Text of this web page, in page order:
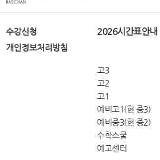
수강신청
개인정보처리방침
2026시간표안내
고3
고2
고1
예비고1(현 중3)
예비중3(현 중2)
수학스쿨
예고센터